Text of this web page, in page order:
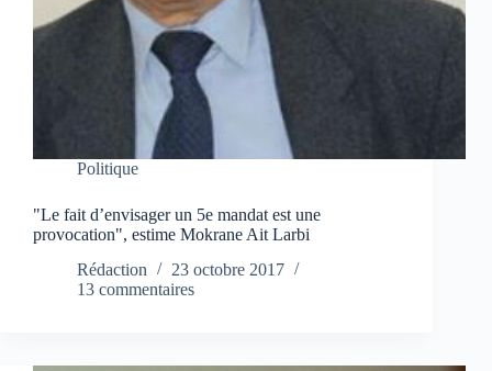
Politique
"Le fait d’envisager un 5e mandat est une
provocation", estime Mokrane Ait Larbi
Rédaction
23 octobre 2017
13 commentaires